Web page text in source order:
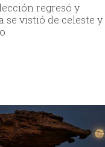
regresó y
se vistió de celeste y